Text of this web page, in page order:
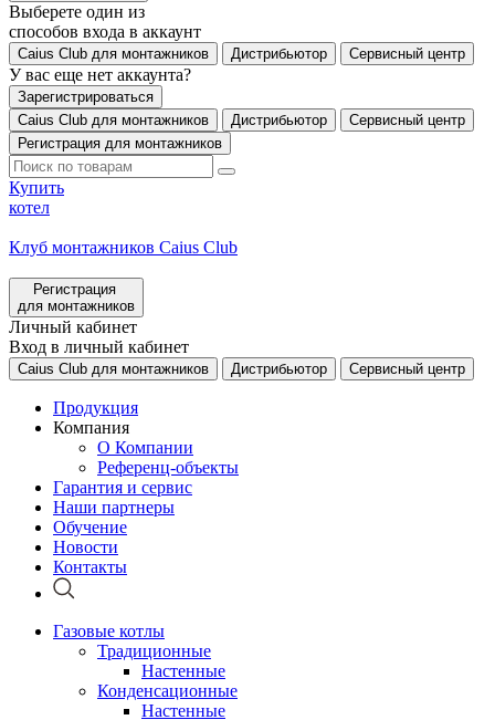
Выберете один из
способов входа в аккаунт
Caius Club для монтажников Дистрибьютор Сервисный центр
У вас еще нет аккаунта?
Зарегистрироваться
Caius Club для монтажников
Дистрибьютор
Сервисный центр
Регистрация для монтажников
Купить
котел
Клуб монтажников Caius Club
Регистрация
для монтажников
Личный кабинет
Вход в личный кабинет
Caius Club для монтажников Дистрибьютор Сервисный центр
Продукция
Компания
О Компании
Референц-объекты
Гарантия и сервис
Наши партнеры
Обучение
Новости
Контакты
Газовые котлы
Традиционные
Настенные
Конденсационные
Настенные